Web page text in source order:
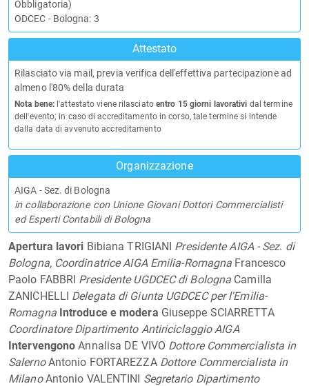
Apertura lavori Bibiana TRIGIANI Presidente AIGA - Sez. di
Bologna, Coordinatrice AIGA Emilia-Romagna Francesco
Paolo FABBRI Presidente UGDCEC di Bologna Camilla
ZANICHELLI Delegata di Giunta UGDCEC per l'Emilia-
Romagna Introduce e modera Giuseppe SCIARRETTA
Coordinatore Dipartimento Antiriciclaggio AIGA
Intervengono Annalisa DE VIVO Dottore Commercialista in
SalernoAntonio FORTAREZZA Dottore Commercialista in
MilanoAntonio VALENTINI Segretario Dipartimento
Obbligatoria)
ODCEC - Bologna: 3
Attestato
Rilasciato via mail, previa verifica dell'effettiva partecipazione ad
almeno l'80% della durata
Nota bene: l'attestato viene rilasciato entro 15 giorni lavorativi dal termine
dell'evento; in caso di accreditamento in corso, tale termine si intende
dalla data di avvenuto accreditamento
Organizzazione
AIGA - Sez. di Bologna
in collaborazione con Unione Giovani Dottori Commercialisti
ed Esperti Contabili di Bologna